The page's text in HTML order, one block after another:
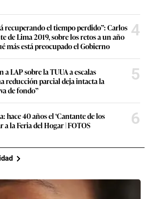
recuperando el tiempo perdido”: Carlos
de Lima 2019, sobre los retos a un año
más está preocupado el Gobierno
4
LAP sobre la TUUA a escalas
reducción parcial deja intacta la
de fondo”
5
hace 40 años el ‘Cantante de los
a la Feria del Hogar | FOTOS
6